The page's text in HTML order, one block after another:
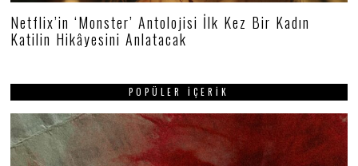
Netflix’in ‘Monster’ Antolojisi İlk Kez Bir Kadın
Katilin Hikâyesini Anlatacak
POPÜLER İÇERIK